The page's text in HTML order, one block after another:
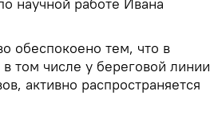
обеспокоено тем, что в
том числе у береговой линии
активно распространяется